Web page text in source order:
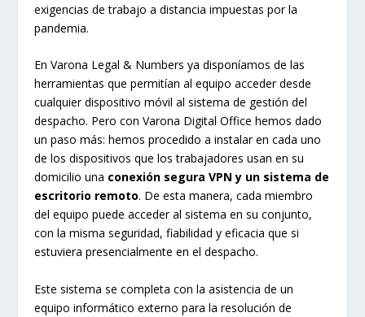
exigencias de trabajo a distancia impuestas por la
pandemia.
En Varona Legal & Numbers ya disponíamos de las
herramientas que permitían al equipo acceder desde
cualquier dispositivo móvil al sistema de gestión del
despacho. Pero con Varona Digital Office hemos dado
un paso más: hemos procedido a instalar en cada uno
de los dispositivos que los trabajadores usan en su
domicilio una conexión segura VPN y un sistema de
escritorio remoto. De esta manera, cada miembro
del equipo puede acceder al sistema en su conjunto,
con la misma seguridad, fiabilidad y eficacia que si
estuviera presencialmente en el despacho.
Este sistema se completa con la asistencia de un
equipo informático externo para la resolución de